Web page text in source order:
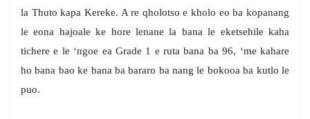
la Thuto kapa Kereke. A re qholotso e kholo eo ba kopanang
le eona hajoale ke hore lenane la bana le eketsehile kaha
tichere e le ‘ngoe ea Grade 1 e ruta bana ba 96, ‘me kahare
ho bana bao ke bana ba bararo ba nang le bokooa ba kutlo le
puo.